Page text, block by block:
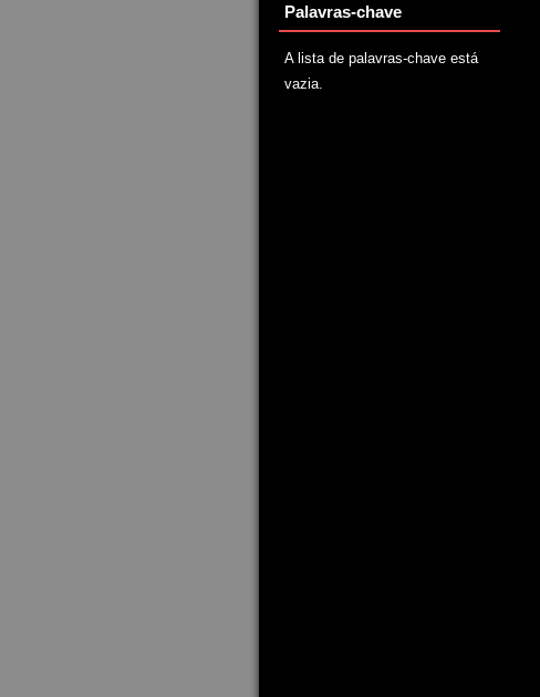
Palavras-chave
A lista de palavras-chave está
vazia.